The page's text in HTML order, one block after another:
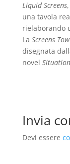
Liquid Screens
una tavola
rielaborando
La Screens
disegnata
novel
Invia
Devi essere